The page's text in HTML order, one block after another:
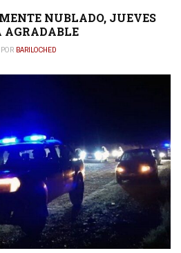
NUBLADO, JUEVES
AGRADABLE
BARILOCHED